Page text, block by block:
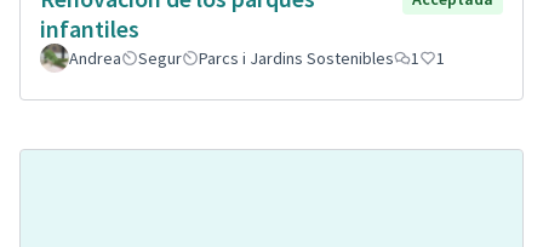
infantiles
Andrea Segur Parcs i Jardins Sostenibles 1 1